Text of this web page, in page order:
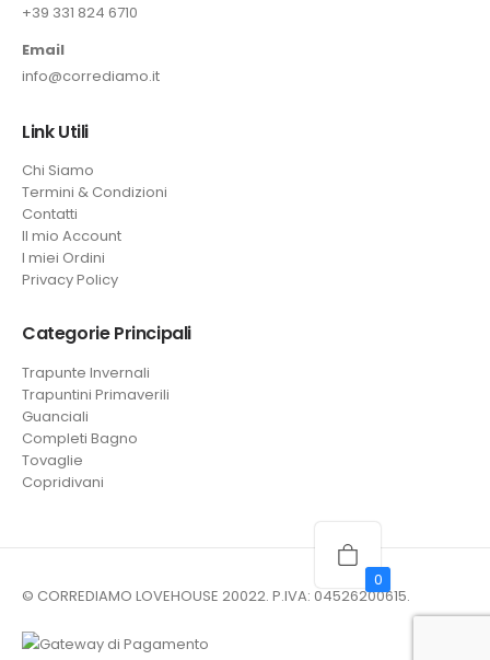
+39 331 824 6710
Email
info@corrediamo.it
Link Utili
Chi Siamo
Termini & Condizioni
Contatti
Il mio Account
I miei Ordini
Privacy Policy
Categorie Principali
Trapunte Invernali
Trapuntini Primaverili
Guanciali
Completi Bagno
Tovaglie
Copridivani
© CORREDIAMO LOVEHOUSE 20022. P.IVA: 04526200615.
0